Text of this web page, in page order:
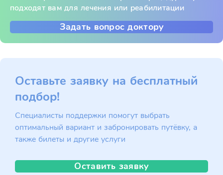
подходят вам для лечения или реабилитации
Задать вопрос доктору
Оставьте заявку на бесплатный
подбор!
Специалисты поддержки помогут выбрать
оптимальный вариант и забронировать путёвку, а
также билеты и другие услуги
Оставить заявку